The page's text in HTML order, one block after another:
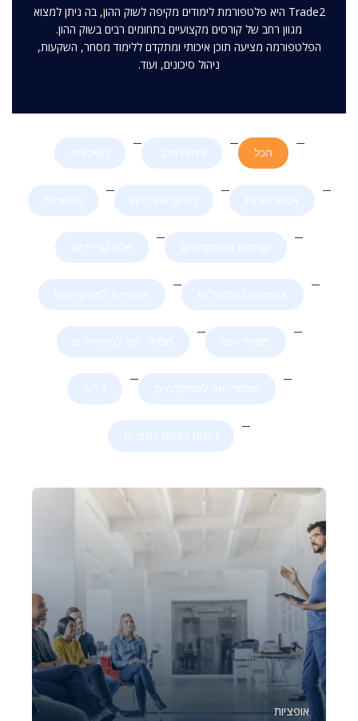
Trade2 היא פלטפורמת לימודים מקיפה לשוק ההון, בה ניתן למצוא
מגוון רחב של קורסים מקצועיים בתחומים רבים בשוק ההון.
הפלטפורמה מציעה תוכן איכותי ומתקדם ללימוד מסחר, השקעות,
ניהול סיכונים, ועוד.
הכל
אופציות